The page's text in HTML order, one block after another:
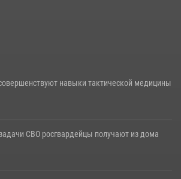
навыки тактической медицины
СВО росгвардейцы получают из дома